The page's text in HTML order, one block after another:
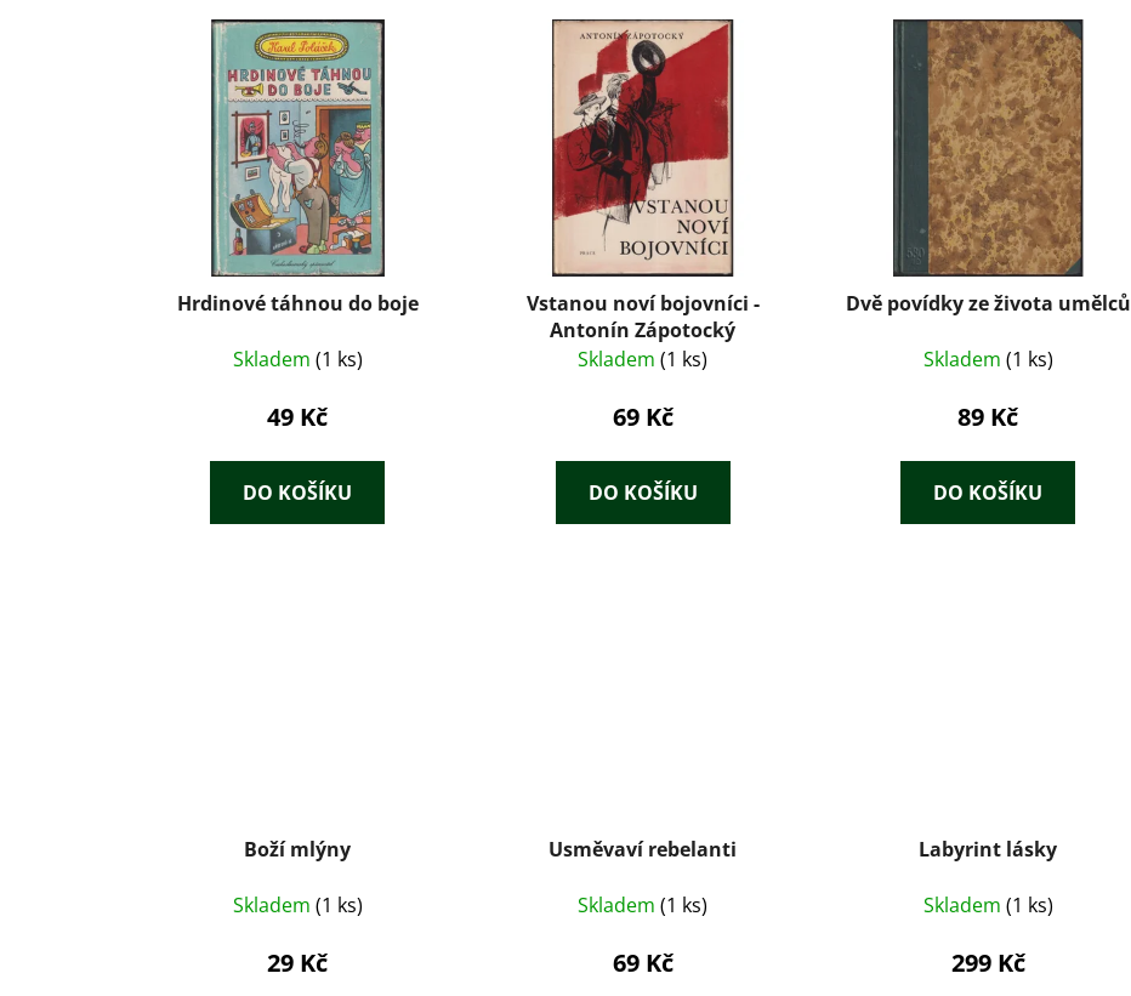
Hrdinové táhnou do boje
Skladem (1 ks)
49 Kč
DO KOŠÍKU
Vstanou noví bojovníci -
Antonín Zápotocký
Skladem(1 ks)
69 Kč
DO KOŠÍKU
Dvě povídky ze života umělců
Skladem (1 ks)
89 Kč
DO KOŠÍKU
Boží mlýny
Skladem (1 ks)
29 Kč
Usměvaví rebelanti
Skladem(1 ks)
69 Kč
Labyrint lásky
Skladem (1 ks)
299 Kč